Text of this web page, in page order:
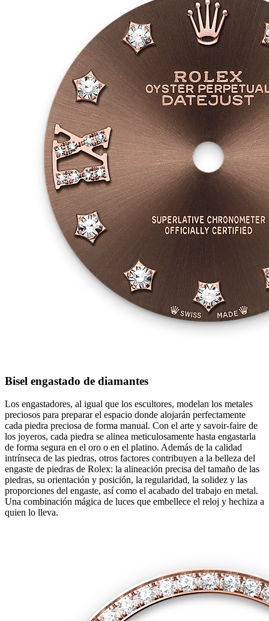
Bisel engastado de diamantes
Los engastadores, al igual que los escultores, modelan los metales
preciosos para preparar el espacio donde alojarán perfectamente
cada piedra preciosa de forma manual. Con el arte y savoir‑faire de
los joyeros, cada piedra se alinea meticulosamente hasta engastarla
de forma segura en el oro o en el platino. Además de la calidad
intrínseca de las piedras, otros factores contribuyen a la belleza del
engaste de piedras de Rolex: la alineación precisa del tamaño de las
piedras, su orientación y posición, la regularidad, la solidez y las
proporciones del engaste, así como el acabado del trabajo en metal.
Una combinación mágica de luces que embellece el reloj y hechiza a
quien lo lleva.